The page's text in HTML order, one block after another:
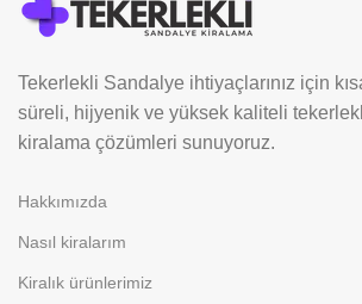
Tekerlekli Sandalye ihtiyaçlarınız için
süreli, hijyenik ve yüksek kaliteli
kiralama çözümleri sunuyoruz.
Hakkımızda
Nasıl kiralarım
Kiralık ürünlerimiz